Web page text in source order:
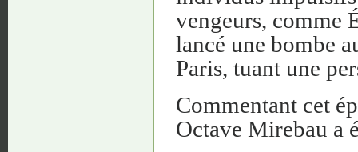
vengeurs, comme
lancé une bombe
Paris, tuant une
Commentant cet
Octave Mirebau a